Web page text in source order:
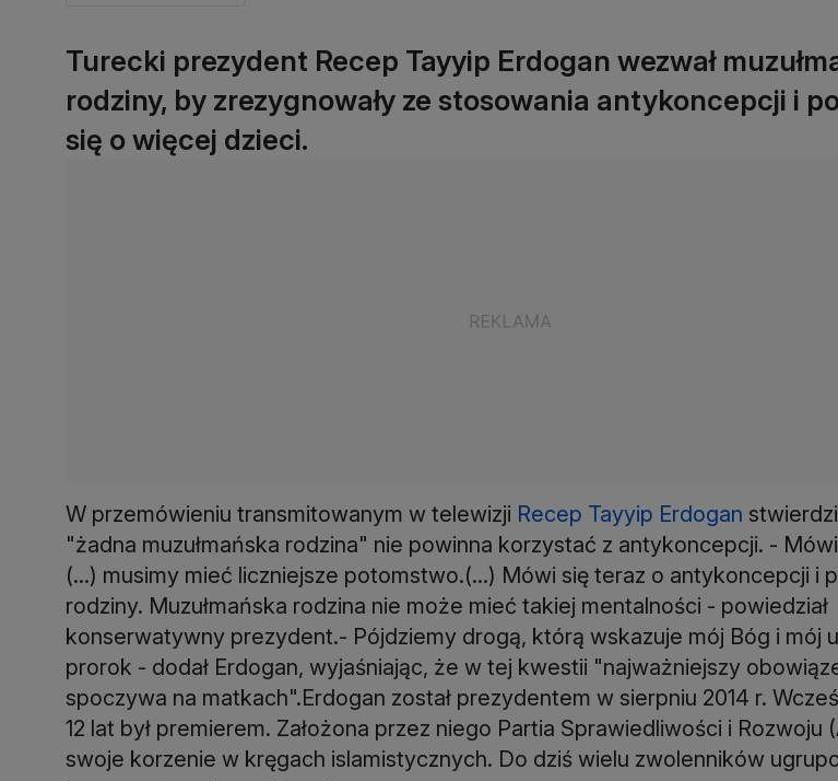
Turecki prezydent Recep Tayyip Erdogan wezwał
rodziny, by zrezygnowały ze stosowania antykoncepcji i
się o więcej dzieci.
W przemówieniu transmitowanym w telewizji Recep Tayyip Erdogan
"żadna muzułmańska rodzina" nie powinna korzystać z antykoncepcji. -
(...) musimy mieć liczniejsze potomstwo.(...) Mówi się teraz o antykoncepcji i
rodziny. Muzułmańska rodzina nie może mieć takiej mentalności - powiedział
konserwatywny prezydent.- Pójdziemy drogą, którą wskazuje mój Bóg i mój
prorok - dodał Erdogan, wyjaśniając, że w tej kwestii "najważniejszy
spoczywa na matkach".Erdogan został prezydentem w sierpniu 2014 r.
12 lat był premierem. Założona przez niego Partia Sprawiedliwości i Rozwoju
swoje korzenie w kręgach islamistycznych. Do dziś wielu zwolenników